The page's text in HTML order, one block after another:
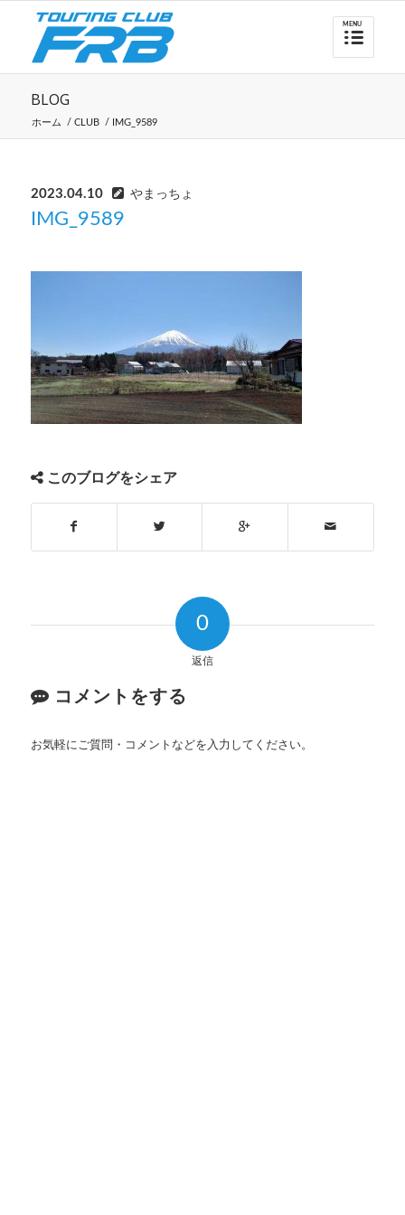
BLOG
ホーム / CLUB / IMG_9589
2023.04.10 やまっちょ
IMG_9589
このブログをシェア
0
返信
コメントをする
お気軽にご質問・コメントなどを入力してください。